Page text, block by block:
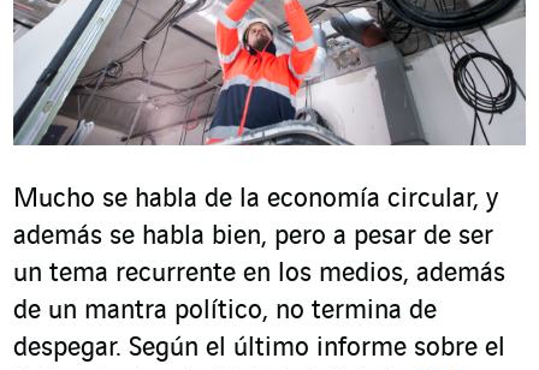
Mucho se habla de la economía circular, y
además se habla bien, pero a pesar de ser
un tema recurrente en los medios, además
de un mantra político, no termina de
despegar. Según el último informe sobre el